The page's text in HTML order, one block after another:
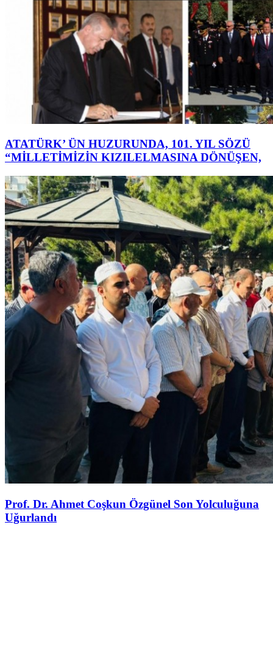
ATATÜRK’ ÜN HUZURUNDA, 101. YIL SÖZÜ
“MİLLETİMİZİN KIZILELMASINA DÖNÜŞEN,
Prof. Dr. Ahmet Coşkun Özgünel Son Yolculuğuna
Uğurlandı